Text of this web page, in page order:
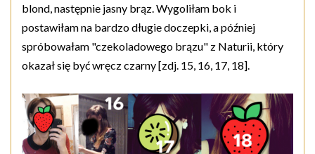
blond, następnie jasny brąz. Wygoliłam bok i
postawiłam na bardzo długie doczepki, a później
spróbowałam "czekoladowego brązu" z Naturii, który
okazał się być wręcz czarny [zdj. 15, 16, 17, 18].